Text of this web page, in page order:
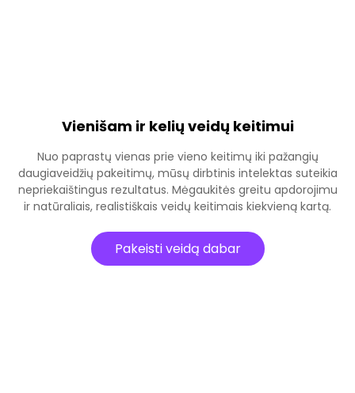
Vienišam ir kelių veidų keitimui
Nuo paprastų vienas prie vieno keitimų iki pažangių
daugiaveidžių pakeitimų, mūsų dirbtinis intelektas suteikia
nepriekaištingus rezultatus. Mėgaukitės greitu apdorojimu
ir natūraliais, realistiškais veidų keitimais kiekvieną kartą.
Pakeisti veidą dabar